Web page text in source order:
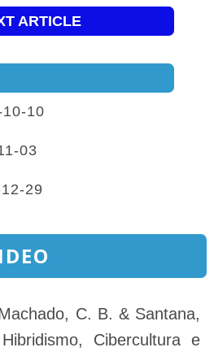
ARTICLE
10
03
29
C. B. & Santana,
Cibercultura e